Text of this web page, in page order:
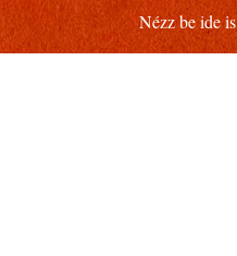
Nézz be ide